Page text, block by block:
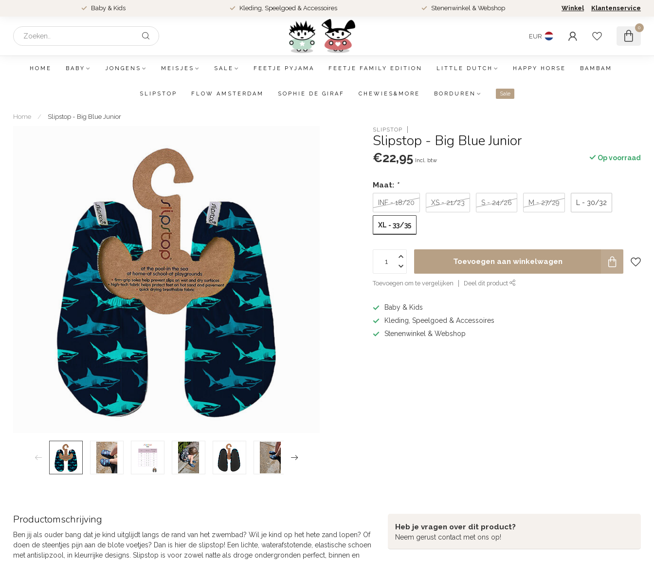
Baby & Kids Kleding, Speelgoed & Accessoires Stenenwinkel & Webshop Winkel Klantenservice
EUR
0
HOME BABY JONGENS MEISJES SALE FEETJE PYJAMA FEETJE FAMILY EDITION LITTLE DUTCH HAPPY HORSE BAMBAM
SLIPSTOP FLOW AMSTERDAM SOPHIE DE GIRAF CHEWIES&MORE BORDUREN Sale
Home / Slipstop - Big Blue Junior
SLIPSTOP
Slipstop - Big Blue Junior
€22,95 Incl. btw Op voorraad
Maat: *
INF - 18/20 XS - 21/23 S - 24/26 M - 27/29 L - 30/32
XL - 33/35
Toevoegen aan winkelwagen
Toevoegen om te vergelijken Deel dit product
Baby & Kids
Kleding, Speelgoed & Accessoires
Stenenwinkel & Webshop
Productomschrijving
Ben jij als ouder bang dat je kind uitglijdt langs de rand van het zwembad? Wil je kind op het hete zand lopen? Of
doen de steentjes pijn aan de blote voetjes? Dan is hier de slipstop! Een lichte, waterafstotende, elastische schoen
met antislipzool, in kleurrijke designs. Slipstop is voor zowel natte als droge ondergronden perfect, binnen en
Heb je vragen over dit product?
Neem gerust contact met ons op!